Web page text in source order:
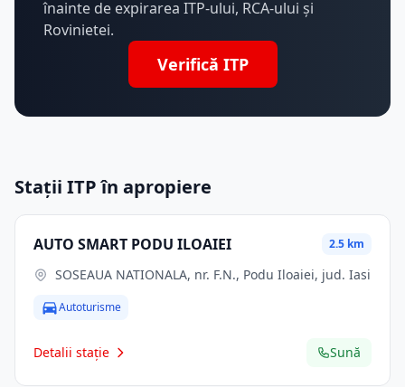
înainte de expirarea ITP-ului, RCA-ului și
Rovinietei.
Verifică ITP
Stații ITP în apropiere
AUTO SMART PODU ILOAIEI 2.5 km
SOSEAUA NATIONALA, nr. F.N., Podu Iloaiei, jud. Iasi
Autoturisme
Detalii stație Sună